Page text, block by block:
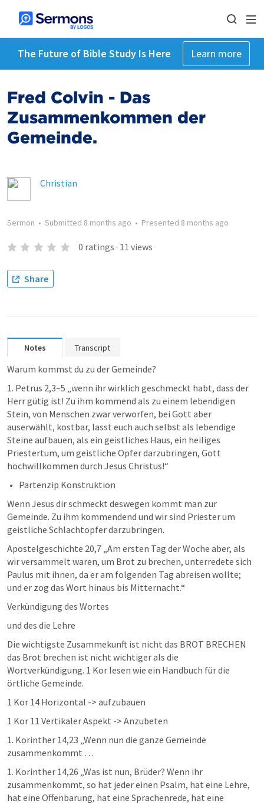
The Future of Bible Study Is Here Learn more
Fred Colvin - Das
Zusammenkommen der
Gemeinde.
Christian
Sermon • Submitted 8 months ago • Presented 8 months ago
0 ratings · 11 views
Share
Notes Transcript
Warum kommst du zu der Gemeinde?
1. Petrus 2,3–5 „wenn ihr wirklich geschmeckt habt, dass der
Herr gütig ist! Zu ihm kommend als zu einem lebendigen
Stein, von Menschen zwar verworfen, bei Gott aber
auserwählt, kostbar, lasst euch auch selbst als lebendige
Steine aufbauen, als ein geistliches Haus, ein heiliges
Priestertum, um geistliche Opfer darzubringen, Gott
hochwillkommen durch Jesus Christus!“
Partenzip Konstruktion
Wenn Jesus dir schmeckt deswegen kommt man zur
Gemeinde. Zu ihm kommendend und wir sind Priester um
geistliche Schlachtopfer darzubringen.
Apostelgeschichte 20,7 „Am ersten Tag der Woche aber, als
wir versammelt waren, um Brot zu brechen, unterredete sich
Paulus mit ihnen, da er am folgenden Tag abreisen wollte;
und er zog das Wort hinaus bis Mitternacht.“
Verkündigung des Wortes
und des die Lehre
Die wichtigste Zusammekunft ist nicht das BROT BRECHEN
das Brot brechen ist nicht wichtiger als die
Wortverkündigung. 1 Kor lesen wie ein Handbuch für die
örtliche Gemeinde.
1 Kor 14 Horizontal -> aufzubauen
1 Kor 11 Vertikaler Aspekt -> Anzubeten
1. Korinther 14,23 „Wenn nun die ganze Gemeinde
zusammenkommt …
1. Korinther 14,26 „Was ist nun, Brüder? Wenn ihr
zusammenkommt, so hat jeder einen Psalm, hat eine Lehre,
hat eine Offenbarung, hat eine Sprachenrede, hat eine